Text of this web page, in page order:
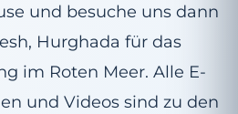
und besuche uns dann
Hurghada für das
im Roten Meer. Alle E-
und Videos sind zu den